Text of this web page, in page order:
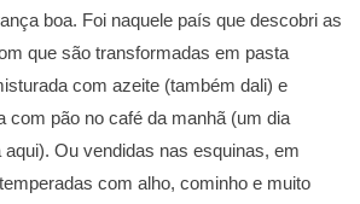
boa. Foi naquele país que descobri as
que são transformadas em pasta
com azeite (também dali) e
com pão no café da manhã (um dia
Ou vendidas nas esquinas, em
com alho, cominho e muito